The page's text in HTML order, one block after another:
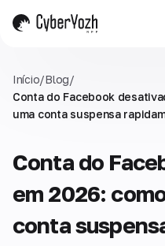
Início/Blog/
Conta do Facebook
uma conta suspensa
Conta do
em 2026:
conta